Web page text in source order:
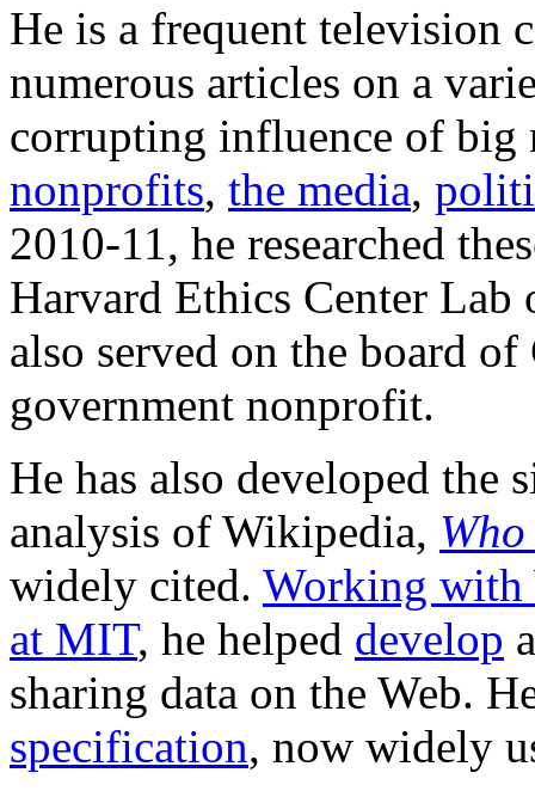
He is a frequent television
numerous articles on a
corrupting influence of
nonprofits, the media,
2010-11, he researched
Harvard Ethics Center
also served on the board
government nonprofit.
He has also developed the
analysis of Wikipedia,
widely cited. Working with
at MIT, he helped develop
sharing data on the Web.
specification, now widely